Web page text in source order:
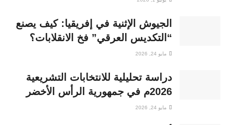
الجيوش الإثنية في إفريقيا: كيف يصنع
“التكديس العرقي” فخ الانقلابات؟
مايو 24, 2026
دراسة تحليلية للانتخابات التشريعية
2026م في جمهورية الرأس الأخضر
مايو 24, 2026